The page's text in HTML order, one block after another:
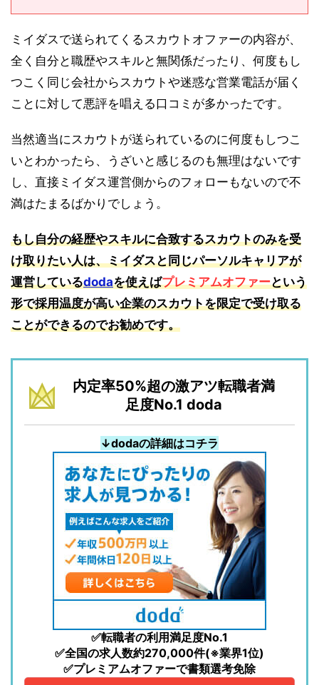
ミイダスで送られてくるスカウトオファーの内容が、
全く自分と職歴やスキルと無関係だったり、何度もし
つこく同じ会社からスカウトや迷惑な営業電話が届く
ことに対して悪評を唱える口コミが多かったです。
当然適当にスカウトが送られているのに何度もしつこ
いとわかったら、うざいと感じるのも無理はないです
し、直接ミイダス運営側からのフォローもないので不
満はたまるばかりでしょう。
もし自分の経歴やスキルに合致するスカウトのみを受
け取りたい人は、ミイダスと同じパーソルキャリアが
運営しているdodaを使えばプレミアムオファーという
形で採用温度が高い企業のスカウトを限定で受け取る
ことができるのでお勧めです。
内定率50%超の激アツ転職者満
足度No.1 doda
↓dodaの詳細はコチラ
✅転職者の利用満足度No.1
✅全国の求人数約270,000件(※業界1位)
✅プレミアムオファーで書類選考免除